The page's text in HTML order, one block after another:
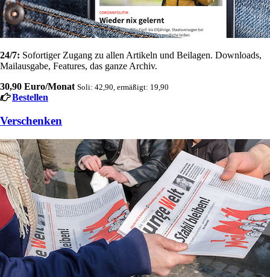
24/7: Sofortiger Zugang zu allen Artikeln und Beilagen. Downloads,
Mailausgabe, Features, das ganze Archiv.
30,90 Euro/Monat Soli: 42,90, ermäßigt: 19,90
Bestellen
Verschenken